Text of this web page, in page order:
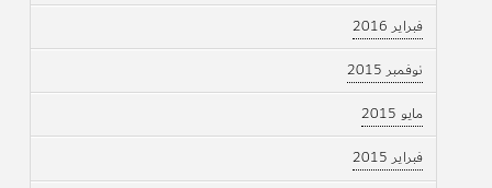
فبراير 2016
نوفمبر 2015
مايو 2015
فبراير 2015